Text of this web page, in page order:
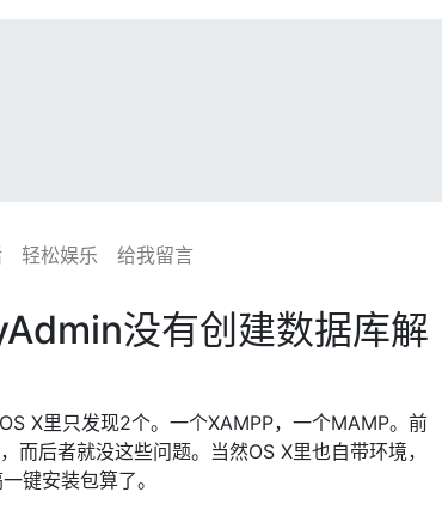
轻松娱乐 给我留言
没有创建数据库解
X里只发现2个。一个XAMPP，一个MAMP。前
后者就没这些问题。当然OS X里也自带环境，
键安装包算了。